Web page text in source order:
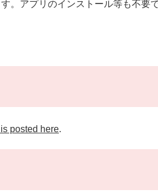
。アプリのインストール等も不要で
posted here.